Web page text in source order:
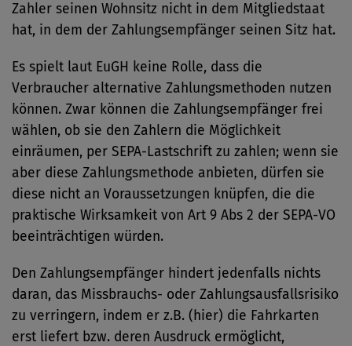
Zahler seinen Wohnsitz nicht in dem Mitgliedstaat
hat, in dem der Zahlungsempfänger seinen Sitz hat.
Es spielt laut EuGH keine Rolle, dass die
Verbraucher alternative Zahlungsmethoden nutzen
können. Zwar können die Zahlungsempfänger frei
wählen, ob sie den Zahlern die Möglichkeit
einräumen, per SEPA-Lastschrift zu zahlen; wenn sie
aber diese Zahlungsmethode anbieten, dürfen sie
diese nicht an Voraussetzungen knüpfen, die die
praktische Wirksamkeit von Art 9 Abs 2 der SEPA-VO
beeinträchtigen würden.
Den Zahlungsempfänger hindert jedenfalls nichts
daran, das Missbrauchs- oder Zahlungsausfallsrisiko
zu verringern, indem er z.B. (hier) die Fahrkarten
erst liefert bzw. deren Ausdruck ermöglicht,